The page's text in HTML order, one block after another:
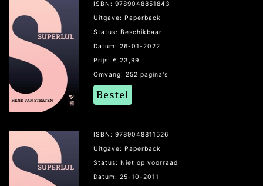
ISBN: 9789048851843
Uitgave: Paperback
Status: Beschikbaar
Datum: 26-01-2022
Prijs: € 23,99
Omvang: 252 pagina's
Bestel
ISBN: 9789048811526
Uitgave: Paperback
Status: Niet op voorraad
Datum: 25-10-2011